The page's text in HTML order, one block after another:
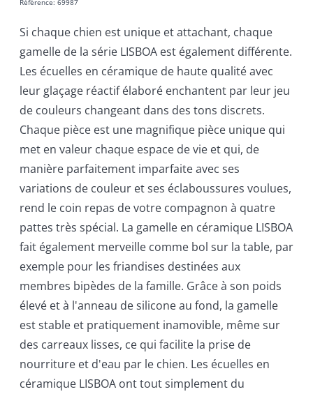
Si chaque chien est unique et attachant, chaque
gamelle de la série LISBOA est également différente.
Les écuelles en céramique de haute qualité avec
leur glaçage réactif élaboré enchantent par leur jeu
de couleurs changeant dans des tons discrets.
Chaque pièce est une magnifique pièce unique qui
met en valeur chaque espace de vie et qui, de
manière parfaitement imparfaite avec ses
variations de couleur et ses éclaboussures voulues,
rend le coin repas de votre compagnon à quatre
pattes très spécial. La gamelle en céramique LISBOA
fait également merveille comme bol sur la table, par
exemple pour les friandises destinées aux
membres bipèdes de la famille. Grâce à son poids
élevé et à l'anneau de silicone au fond, la gamelle
est stable et pratiquement inamovible, même sur
des carreaux lisses, ce qui facilite la prise de
nourriture et d'eau par le chien. Les écuelles en
céramique LISBOA ont tout simplement du